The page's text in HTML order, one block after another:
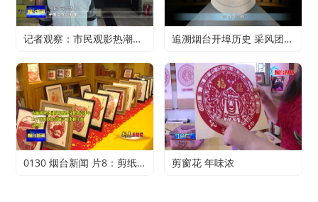
记者观察：市民观影热潮升温 电影行业加快复苏 追溯烟台开埠历史 采风团走进烟台山开埠陈列馆
0130 烟台新闻 片8：剪纸传承 不止于传统 剪窗花 年味浓